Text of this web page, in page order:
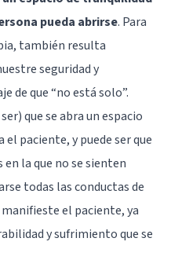
pueda abrirse. Para
también resulta
seguridad y
de que “no está solo”.
que se abra un espacio
paciente, y puede ser que
la que no se sienten
todas las conductas de
el paciente, ya
y sufrimiento que se